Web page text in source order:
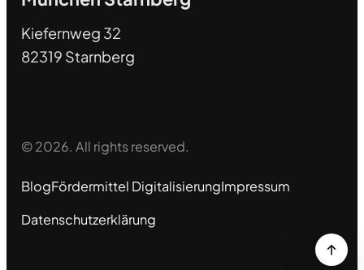
Kiefernweg 32
82319 Starnberg
© 2026. All rights reserved.
BlogFördermittel DigitalisierungImpressum
Datenschutzerklärung